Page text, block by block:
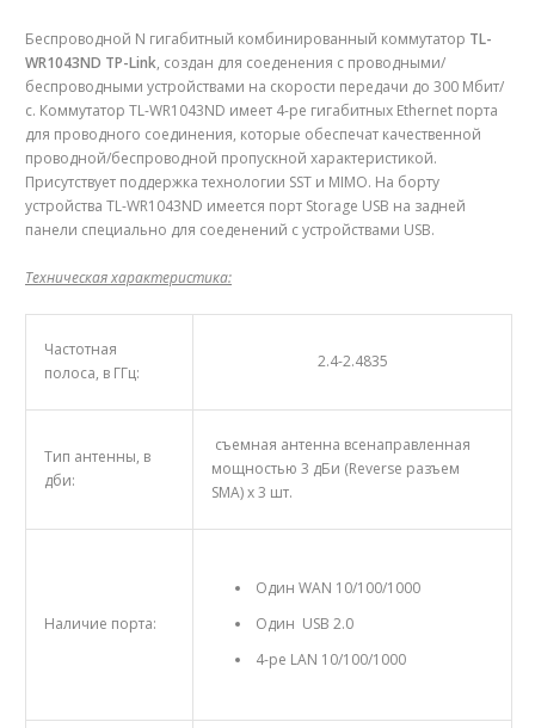
Беспроводной N гигабитный комбинированный коммутатор TL-
WR1043ND TP-Link, создан для соеденения с проводными/
беспроводными устройствами на скорости передачи до 300 Мбит/
с. Коммутатор TL-WR1043ND имеет 4-ре гигабитных Ethernet порта
для проводного соединения, которые обеспечат качественной
проводной/беспроводной пропускной характеристикой.
Присутствует поддержка технологии SST и МIMO. На борту
устройства TL-WR1043ND имеется порт Storage USB на задней
панели специально для соеденений с устройствами USB.
Техническая характеристика:
Частотная
полоса, в ГГц:
2.4-2.4835
Тип антенны, в
дби:
съемная антенна всенаправленная
мощностью 3 дБи (Reverse разъем
SMA) х 3 шт.
Наличие порта:
Один WAN 10/100/1000
Один USB 2.0
4-ре LAN 10/100/1000